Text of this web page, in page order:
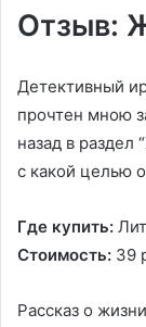
Отзыв:
Детективный
прочтен мною
назад в раздел
с какой целью
Где купить:
Стоимость: 39
Рассказ о